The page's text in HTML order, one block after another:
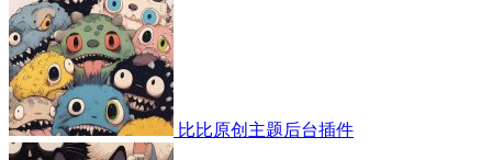
比比原创主题后台插件